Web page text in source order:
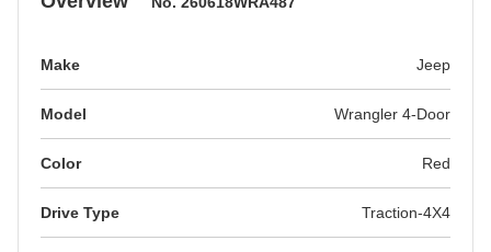
Make Jeep
Model Wrangler 4-Door
Color red
Drive Type Traction-4X4